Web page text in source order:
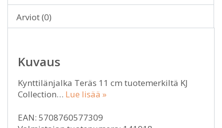
Arviot (0)
Kuvaus
Kynttilänjalka Teräs 11 cm tuotemerkiltä KJ
Collection… Lue lisää »
EAN: 5708760577309